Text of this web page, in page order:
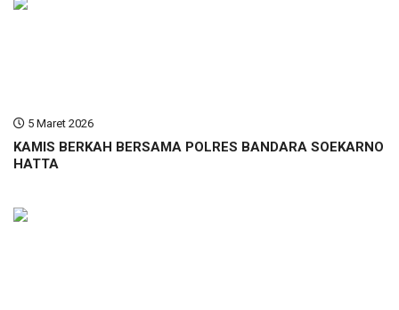
5 Maret 2026
KAMIS BERKAH BERSAMA POLRES BANDARA SOEKARNO
HATTA